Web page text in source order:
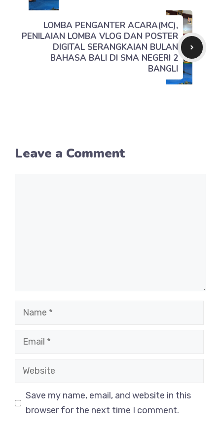
LOMBA PENGANTER ACARA(MC),
PENILAIAN LOMBA VLOG DAN POSTER
DIGITAL SERANGKAIAN BULAN
BAHASA BALI DI SMA NEGERI 2
BANGLI
Leave a Comment
Name
Email
Website
Save my name, email, and website in this
browser for the next time I comment.